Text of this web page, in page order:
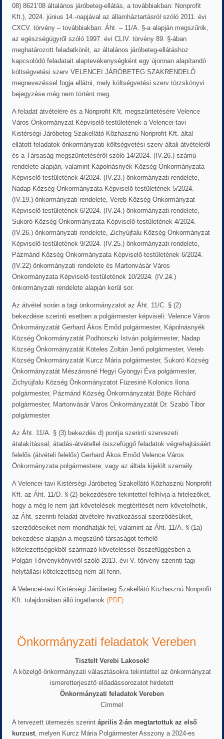
08) 8621’08 általános járóbeteg-ellátás, a továbbiakban: Nonprofit
Kft.), 2024. június 14.-napjával az államháztartásról szóló 2011. évi
CXCV. törvény – továbbiakban: Áht. – 11/A. §-a alapján megszűnik,
az egészségügyről szóló 1997. évi CLIV. törvény 89. §-ában
meghatározott feladatkörét, az általános járóbeteg-ellátáshoz
kapcsolódó feladatait alaptevékenységként egy újonnan alapítandó
költségvetési szerv VELENCEI JÁRÓBETEG SZAKRENDELŐ
megnevezéssel fogja ellátni, mely költségvetési szerv törzskönyvi
bejegyzése még nem történt meg.
A feladat átvételére és a Nonprofit Kft. megszüntetésére Velence
Város Önkormányzat Képviselő-testületének a Velencei-tavi
Kistérségi Járóbeteg Szakellátó Közhasznú Nonprofit Kft. által
ellátott feladatok önkormányzati költségvetési szerv általi átvételéről
és a Társaság megszüntetéséről szóló 14/2024. (IV.26.) számú
rendelete alapján, valamint Kápolnásnyék Község Önkormányzata
Képviselő-testületének 4/2024. (IV.23.) önkormányzati rendelete,
Nadap Község Önkormányzata Képviselő-testületének 5/2024.
(IV.19.) önkormányzati rendelete, Vereb Község Önkormányzat
Képviselő-testületének 6/2024. (IV.24.) önkormányzati rendelete,
Sukoró Község Önkormányzata Képviselő-testületének 4/2024.
(IV.26.) önkormányzati rendelete, Zichyújfalu Község Önkormányzat
Képviselő-testületének 9/2024. (IV.25.) önkormányzati rendelete,
Pázmánd Község Önkormányzata Képviselő-testületének 6/2024.
(IV.22) önkormányzati rendelete és Martonvásár Város
Önkormányzata Képviselő-testületének 10/2024. (IV.24.)
önkormányzati rendelete alapján kerül sor.
Az átvétel során a tagi önkormányzatot az Áht. 11/C. § (2)
bekezdése szerinti esetben a polgármester képviseli: Velence Város
Önkormányzatát Gerhard Ákos Emőd polgármester, Kápolnásnyék
Község Önkormányzatát Podhorszki István polgármester, Nadap
Község Önkormányzatát Köteles Zoltán Jenő polgármester, Vereb
Község Önkormányzatát Kurcz Mária polgármester, Sukoró Község
Önkormányzatát Mészárosné Hegyi Gyöngyi Éva polgármester,
Zichyújfalu Község Önkormányzatot Füzesiné Kolonics Ilona
polgármester, Pázmánd Község Önkormányzatát Böjte Richárd
polgármester, Martonvásár Város Önkormányzatát Dr. Szabó Tibor
polgármester.
Az Áht. 11/A. § (3) bekezdés d) pontja szerinti szervezeti
átalakítással, átadás-átvétellel összefüggő feladatok végrehajtásáért
felelős (átvételi felelős) Gerhard Ákos Emőd Velence Város
Önkormányzata polgármestere, vagy az általa kijelölt személy.
A Velencei-tavi Kistérségi Járóbeteg Szakellátó Közhasznú Nonprofit
Kft. az Áht. 11/D. § (2) bekezdésére tekintettel felhívja a hitelezőket,
hogy a még le nem járt követelések megtérítését nem követelhetik,
az Áht. szerinti feladat-átvételre hivatkozással szerződésüket,
szerződéseiket nem mondhatják fel, valamint az Áht. 11/A. § (1a)
bekezdése alapján a megszűnő társaságot terhelő
kötelezettségekből származó követeléssel összefüggésben a
Polgári Törvénykönyvről szóló 2013. évi V. törvény szerinti tagi
helytállási kötelezettség nem áll fenn.
A Velencei-tavi Kistérségi Járóbeteg Szakellátó Közhasznú Nonprofit
Kft. tulajdonában álló ingatlanok(PDF)
Önkormányzati feladatok Vereben
Tisztelt Verebi Lakosok!
A közelgő önkormányzati választásokra tekintettel az önkormányzat
ismeretterjesztő előadássorozatot hirdetett
Önkormányzati feladatok Vereben
Címmel
A tervezett ütemezés szerintáprilis 2-án megtartottuk az első
kurzust, melyen Kurcz Mária Polgármester Asszony a 2024-es